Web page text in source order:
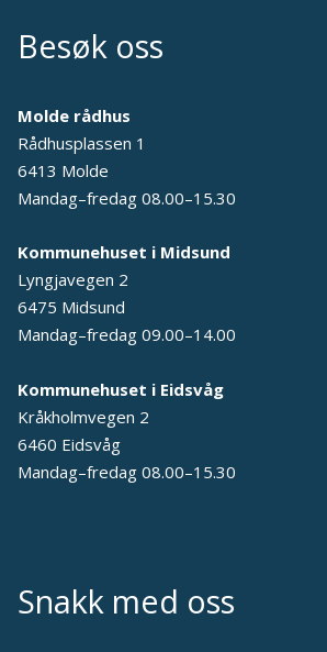
Besøk oss
Molde rådhus
Rådhusplassen 1
6413 Molde
Mandag–fredag 08.00–15.30
Kommunehuset i Midsund
Lyngjavegen 2
6475 Midsund
Mandag–fredag 09.00–14.00
Kommunehuset i Eidsvåg
Kråkholmvegen 2
6460 Eidsvåg
Mandag–fredag 08.00–15.30
Snakk med oss